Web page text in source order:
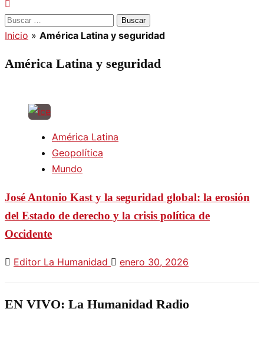
Buscar:
Inicio » América Latina y seguridad
América Latina y seguridad
América Latina
Geopolítica
Mundo
José Antonio Kast y la seguridad global: la erosión
del Estado de derecho y la crisis política de
Occidente
Editor La Humanidad enero 30, 2026
EN VIVO: La Humanidad Radio